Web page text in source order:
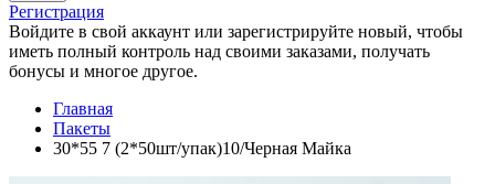
Регистрация
Войдите в свой аккаунт или зарегистрируйте новый, чтобы
иметь полный контроль над своими заказами, получать
бонусы и многое другое.
Главная
Пакеты
30*55 7 (2*50шт/упак)10/Черная Майка